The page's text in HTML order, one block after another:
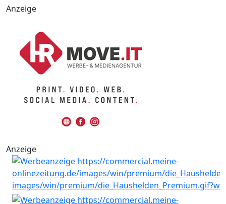
Anzeige
Anzeige